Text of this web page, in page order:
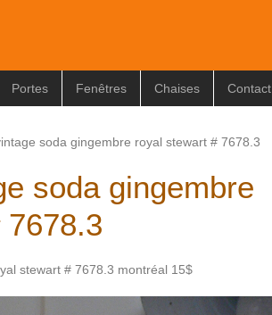
Portes Fenêtres Chaises Contact
soda gingembre royal stewart # 7678.3
soda gingembre
stewart # 7678.3 montréal 15$